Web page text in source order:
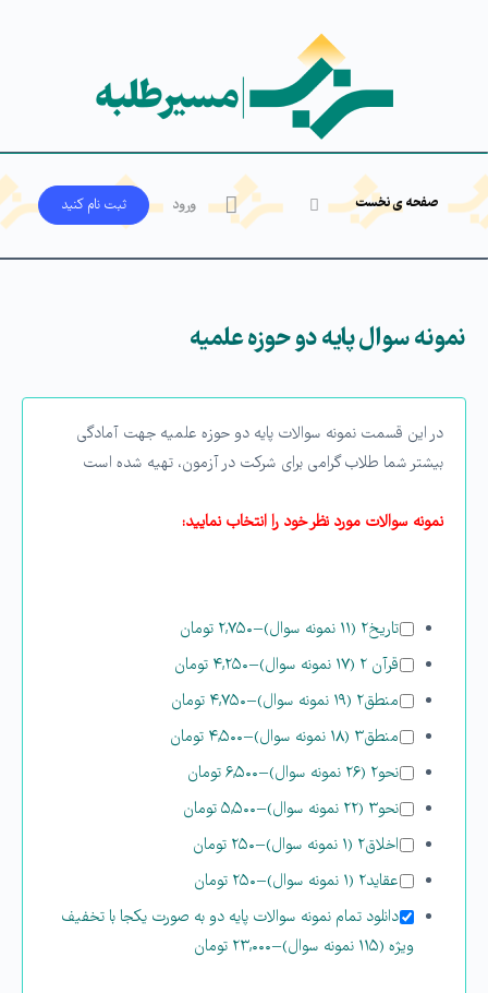
صفحه ی نخست ورود ثبت‌ نام کنید
نمونه سوال پایه دو حوزه علمیه
در این قسمت نمونه سوالات پایه دو حوزه علمیه جهت آمادگی
بیشتر شما طلاب گرامی برای شرکت در آزمون، تهیه شده است
نمونه سوالات مورد نظر خود را انتخاب نمایید:
تاریخ۲ (۱۱ نمونه سوال) –۲,۷۵۰ تومان
قرآن ۲ (۱۷ نمونه سوال)
–۴,۲۵۰ تومان
منطق۲ (۱۹ نمونه سوال)
–۴,۷۵۰ تومان
منطق۳ (۱۸ نمونه سوال)
–۴,۵۰۰ تومان
نحو۲ (۲۶ نمونه سوال)
–۶,۵۰۰ تومان
نحو۳ (۲۲ نمونه سوال)
–۵,۵۰۰ تومان
اخلاق۲ (۱ نمونه سوال)
–۲۵۰ تومان
عقاید۲ (۱ نمونه سوال)
–۲۵۰ تومان
دانلود تمام نمونه سوالات پایه دو به صورت یکجا با تخفیف
ویژه (۱۱۵ نمونه سوال)
–۲۳,۰۰۰ تومان